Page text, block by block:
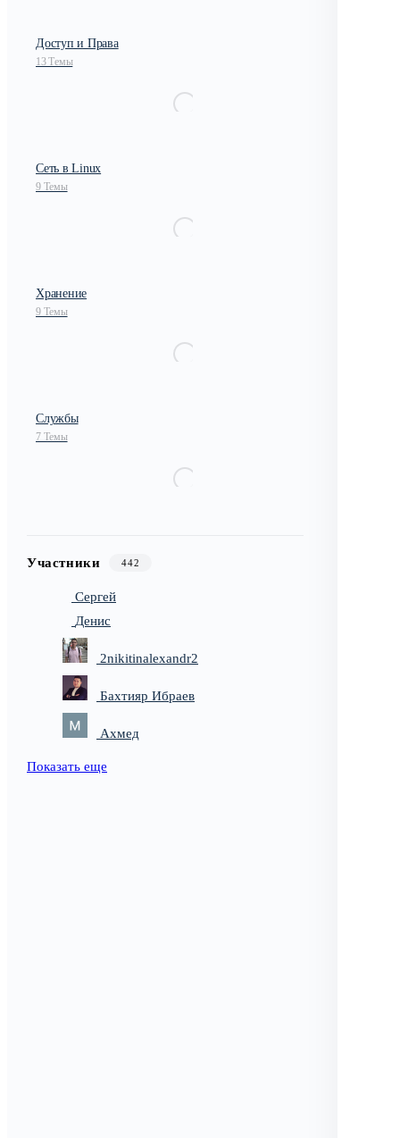
Доступ и Права
13 Темы
Сеть в Linux
9 Темы
Хранение
9 Темы
Службы
7 Темы
Участники 442
Сергей
Денис
2nikitinalexandr2
Бахтияр Ибраев
Ахмед
Показать еще